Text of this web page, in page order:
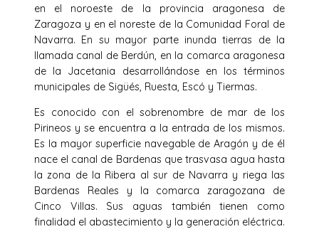
en el noroeste de la provincia aragonesa de
Zaragoza y en el noreste de la Comunidad Foral de
Navarra. En su mayor parte inunda tierras de la
llamada canal de Berdún, en la comarca aragonesa
de la Jacetania desarrollándose en los términos
municipales de Sigüés, Ruesta, Escó y Tiermas.
Es conocido con el sobrenombre de mar de los
Pirineos y se encuentra a la entrada de los mismos.
Es la mayor superficie navegable de Aragón y de él
nace el canal de Bardenas que trasvasa agua hasta
la zona de la Ribera al sur de Navarra y riega las
Bardenas Reales y la comarca zaragozana de
Cinco Villas. Sus aguas también tienen como
finalidad el abastecimiento y la generación eléctrica.